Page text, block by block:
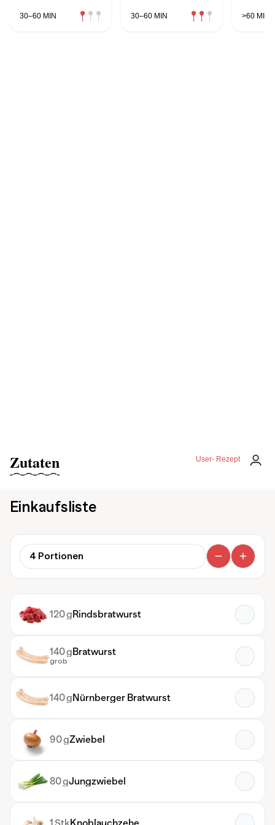
30–60 MIN 30–60 MIN >60 MIN
User- Rezept
Zutaten